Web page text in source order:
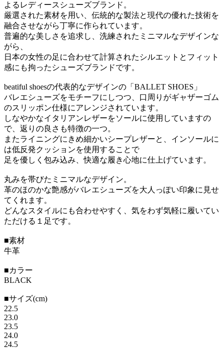
よるレディースシューズブランド。
厳選された素材を用い、伝統的な製法と現代の優れた技術を
融合させながら丁寧に作られています。
普遍的な美しさを追求し、洗練されたミニマルなデザインな
がら、
日本の女性の足に合わせて計算されたシルエットとフィット
感にも拘ったシューズブランドです。
beatiful shoesの代表的なデザインの「BALLET SHOES」
バレエシューズをモチーフにしつつ、口周りがギャザーゴム
のスリッポン仕様にアレンジされています。
しなやかなイタリアンレザーをソールに使用していますの
で、返りの良さも特徴の一つ。
またライニングにきめ細かいシープレザーと、インソールに
は低反発クッションを使用することで
足を優しく包み込み、快適な履き心地に仕上げています。
丸みを帯びたミニマルなデザイン。
革のほのかな艶感がバレエシューズを大人っぽい印象に見せ
てくれます。
どんなスタイルにも合わせやすく、気をわず気軽に履いてい
ただける１足です。
■素材
牛革
■カラー
BLACK
■サイズ(cm)
22.5
23.0
23.5
24.0
24.5